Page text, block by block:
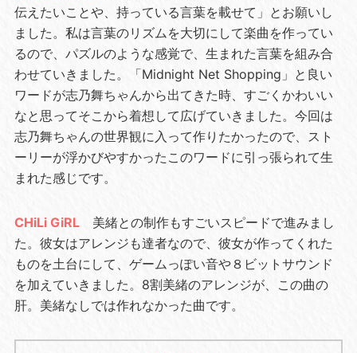
伝えたいことや、持っている言葉を載せて」とお願いし
ました。私は言葉のリズムを大切にして楽曲を作ってい
るので、パズルのような感覚で、生まれた言葉を組み合
わせていきました。「Midnight Net Shopping」と良い
ワードが志乃舞ちゃんから出てきた時、すごくかわいい
なと思ってそこから着想して広げていきました。今回は
志乃舞ちゃんの世界観に入って作りたかったので、スト
ーリーが浮かびやすかったこのワードに引っ張られて生
まれた感じです。
CHiLi GiRL
美緒との制作もすごいスピードで進みまし
た。彼女はアレンジも達者なので、彼女が作ってくれた
ものを土台にして、ゲームっぽい音や８ビットサウンド
を加えていきました。8割美緒のアレンジが、この曲の
肝。美緒なしでは作れなかった曲です。